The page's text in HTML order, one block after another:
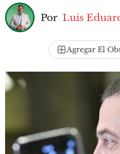
Por Luis
Agregar El